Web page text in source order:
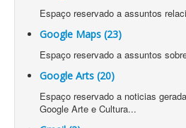
Espaço reservado a assuntos
Google Maps (23)
Espaço reservado a assuntos
Google Arts (20)
Espaço reservado a noticias
Google Arte e Cultura...